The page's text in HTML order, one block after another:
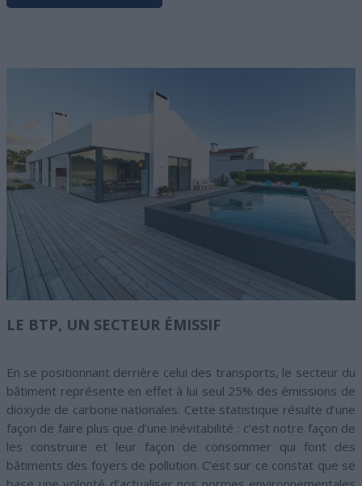
LE BTP, UN SECTEUR ÉMISSIF
En se positionnant derrière celui des transports, le secteur du
bâtiment représente en effet à lui seul 25% des émissions de
dioxyde de carbone nationales. Cette statistique résulte d’une
façon de faire plus que d’une inévitabilité : c’est notre façon de
les construire et leur façon de consommer qui font des
bâtiments des foyers de pollution. C’est sur ce constat que se